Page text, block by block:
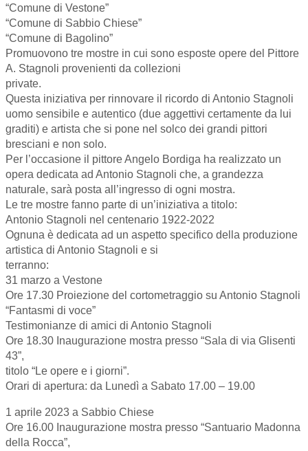
“Comune di Vestone”
“Comune di Sabbio Chiese”
“Comune di Bagolino”
Promuovono tre mostre in cui sono esposte opere del Pittore
A. Stagnoli provenienti da collezioni
private.
Questa iniziativa per rinnovare il ricordo di Antonio Stagnoli
uomo sensibile e autentico (due aggettivi certamente da lui
graditi) e artista che si pone nel solco dei grandi pittori
bresciani e non solo.
Per l’occasione il pittore Angelo Bordiga ha realizzato un
opera dedicata ad Antonio Stagnoli che, a grandezza
naturale, sarà posta all’ingresso di ogni mostra.
Le tre mostre fanno parte di un’iniziativa a titolo:
Antonio Stagnoli nel centenario 1922-2022
Ognuna è dedicata ad un aspetto specifico della produzione
artistica di Antonio Stagnoli e si
terranno:
31 marzo a Vestone
Ore 17.30 Proiezione del cortometraggio su Antonio Stagnoli
“Fantasmi di voce”
Testimonianze di amici di Antonio Stagnoli
Ore 18.30 Inaugurazione mostra presso “Sala di via Glisenti
43”,
titolo “Le opere e i giorni”.
Orari di apertura: da Lunedì a Sabato 17.00 – 19.00
1 aprile 2023 a Sabbio Chiese
Ore 16.00 Inaugurazione mostra presso “Santuario Madonna
della Rocca”,